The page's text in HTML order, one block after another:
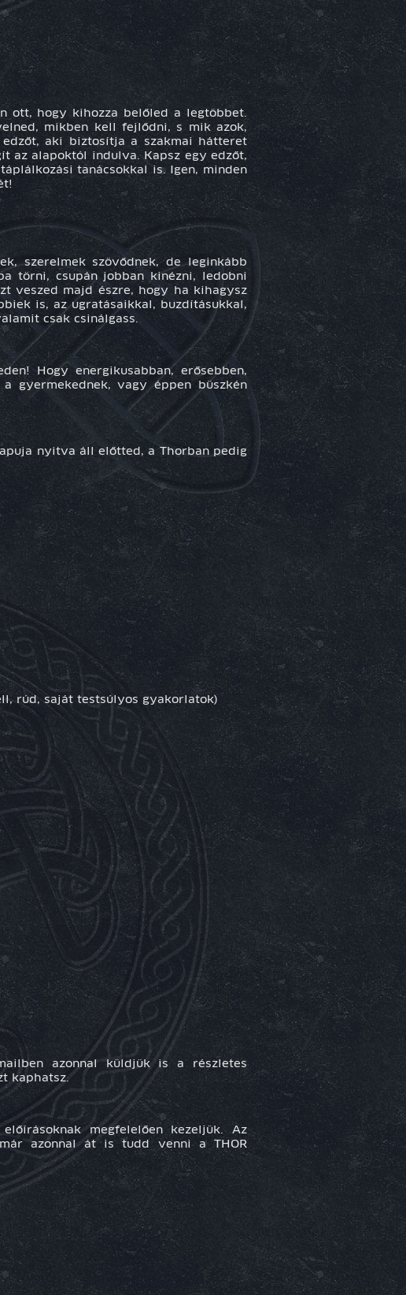
ott, hogy kihozza belőled a legtöbbet.
mikben kell fejlődni, s mik azok,
aki biztosítja a szakmai hátteret
az alapoktól indulva. Kapsz egy edzőt,
tanácsokkal is.Igen, minden
szerelmek szövődnek, de leginkább
törni, csupán jobban kinézni, ledobni
veszed majd észre, hogy ha kihagysz
is, az ugratásaikkal, buzdításukkal,
csak csinálgass.
Hogy energikusabban, erősebben,
gyermekednek, vagy éppen büszkén
nyitva áll előtted, a Thorban pedig
rúd, saját testsúlyos gyakorlatok)
azonnal küldjük is a részletes
kaphatsz.
megfelelően kezeljük. Az
azonnal át is tudd venni a THOR